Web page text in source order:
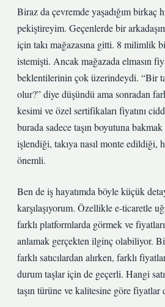
Biraz da çevremde yaşadığım birkaç
pekiştireyim. Geçenlerde bir
için takı mağazasına gitti. 8 milimlik
istemişti. Ancak mağazada elmasın
beklentilerinin çok üzerindeydi. “Bir
olur?” diye düşündü ama sonradan
kesimi ve özel sertifikaları fiyatını
burada sadece taşın boyutuna
işlendiği, takıya nasıl monte edildiği,
önemli.
Ben de iş hayatımda böyle küçük
karşılaşıyorum. Özellikle e-ticaretle
farklı platformlarda görmek ve
anlamak gerçekten ilginç olabiliyor.
farklı satıcılardan alırken, farklı
durum taşlar için de geçerli. Hangi
taşın türüne ve kalitesine göre fiyatlar